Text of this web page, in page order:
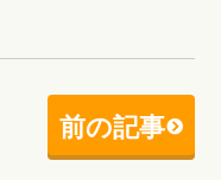
前の記事